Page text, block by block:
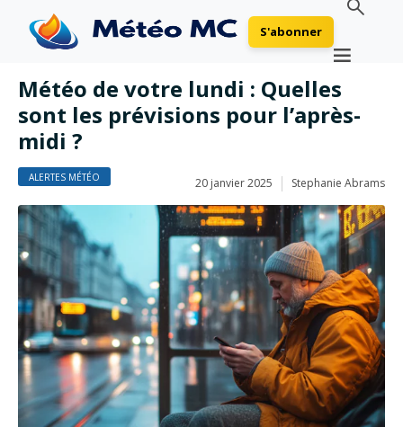
S'abonner
Météo de votre lundi : Quelles
sont les prévisions pour l’après-
midi ?
ALERTES MÉTÉO 20 janvier 2025 Stephanie Abrams